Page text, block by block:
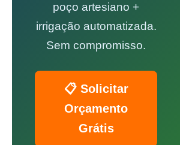
poço artesiano +
irrigação automatizada.
Sem compromisso.
📋 Solicitar
Orçamento
Grátis